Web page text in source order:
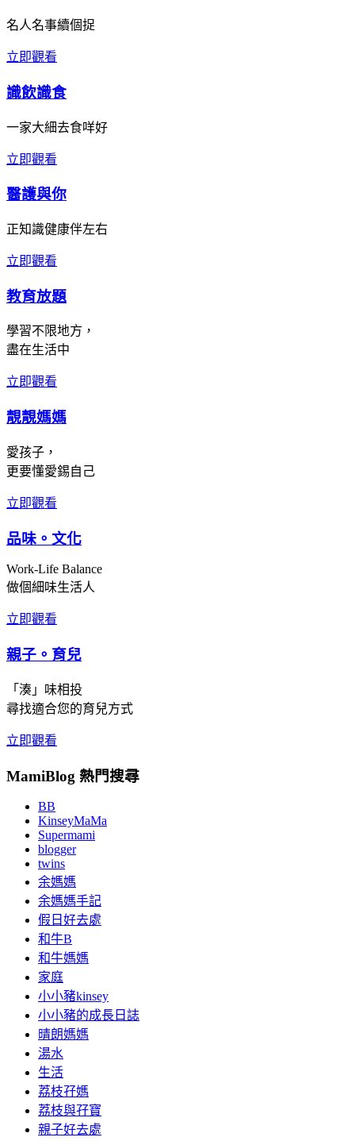
名人名事續個捉
立即觀看
識飲識食
一家大細去食咩好
立即觀看
醫護與你
正知識健康伴左右
立即觀看
教育放題
學習不限地方，
盡在生活中
立即觀看
靚靚媽媽
愛孩子，
更要懂愛錫自己
立即觀看
品味。文化
Work-Life Balance
做個細味生活人
立即觀看
親子。育兒
「湊」味相投
尋找適合您的育兒方式
立即觀看
MamiBlog 熱門搜尋
BB
KinseyMaMa
Supermami
blogger
twins
余媽媽
余媽媽手記
假日好去處
和牛B
和牛媽媽
家庭
小小豬kinsey
小小豬的成長日誌
晴朗媽媽
湯水
生活
荔枝孖媽
荔枝與孖寶
親子好去處